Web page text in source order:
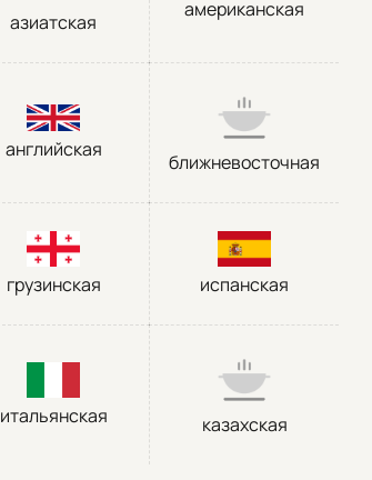
азиатская
американская
английская
ближневосточная
грузинская испанская
итальянская казахская